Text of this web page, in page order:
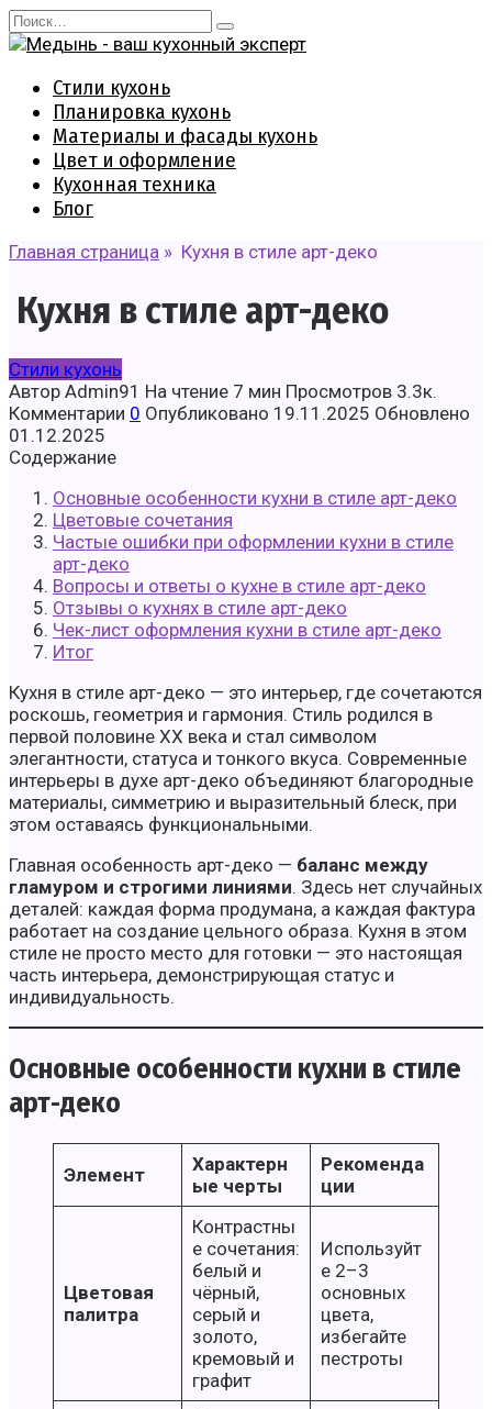
Перейти
к
Search
for:
Стили кухонь
Планировка кухонь
Материалы и фасады кухонь
Цвет и оформление
Кухонная техника
Блог
Главная страница » Кухня в стиле арт-деко
Кухня в стиле арт-деко
Стили кухонь
Автор Admin91 На чтение 7 мин Просмотров 3.3к.
Комментарии 0 Опубликовано 19.11.2025 Обновлено
01.12.2025
Содержание
Основные особенности кухни в стиле арт-деко
Цветовые сочетания
Частые ошибки при оформлении кухни в стиле
арт-деко
Вопросы и ответы о кухне в стиле арт-деко
Отзывы о кухнях в стиле арт-деко
Чек-лист оформления кухни в стиле арт-деко
Итог
Кухня в стиле арт-деко — это интерьер, где сочетаются
роскошь, геометрия и гармония. Стиль родился в
первой половине XX века и стал символом
элегантности, статуса и тонкого вкуса. Современные
интерьеры в духе арт-деко объединяют благородные
материалы, симметрию и выразительный блеск, при
этом оставаясь функциональными.
Главная особенность арт-деко — баланс между
гламуром и строгими линиями. Здесь нет случайных
деталей: каждая форма продумана, а каждая фактура
работает на создание цельного образа. Кухня в этом
стиле не просто место для готовки — это настоящая
часть интерьера, демонстрирующая статус и
индивидуальность.
Основные особенности кухни в стиле
арт-деко
Элемент
Характерн
ые черты
Рекоменда
ции
Цветовая
палитра
Контрастны
е сочетания:
белый и
чёрный,
серый и
золото,
кремовый и
графит
Используйт
е 2–3
основных
цвета,
избегайте
пестроты